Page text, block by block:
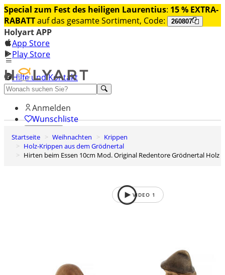
Special zum Fest des heiligen Laurentius: 15 % EXTRA-
RABATTauf das gesamte Sortiment, Code: 260807
Holyart APP
App Store
Play Store
Hilfe und Kontakt
Entdecken Sie Premium
Anmelden
Wunschliste
0
Warenkorb
Startseite Weihnachten
Krippen
Holz-Krippen aus dem Grödnertal
Hirten beim Essen 10cm Mod. Original Redentore Grödnertal Holz
VIDEO 1